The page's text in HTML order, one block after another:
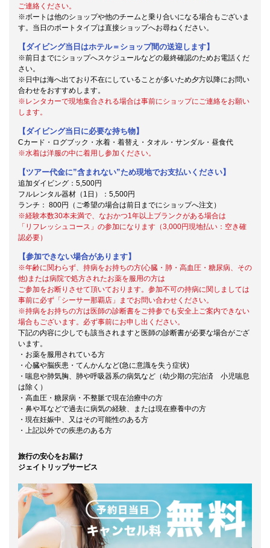
ご連絡ください。
※ボートは他のショップや他のチームと乗り合いになる場合もございま
す。当日のボートタイプは直接ショップへお尋ねください。
【ダイビング当日はホテル＝ショップ間の送迎します】
※前日までにショップへスケジュールなどの最終確認のためお電話くだ
さい。
※日中は海へ出ており不在にしていることが多いため夕方以降にお問い
合わせをおすすめします。
※レンタカーで現地集合される場合は事前にショップにご連絡をお願い
します。
【ダイビング当日に必要な持ち物】
Cカード・ログブック・水着・着替え・タオル・サンダル・昼食代
※水着は洋服の中に着用し参加ください。
【ツアー代金に”含まれない”ため現地でお支払いください】
追加ダイビング：5,500円
フルレンタル器材（1日）：5,500円
ランチ： 800円（ご希望の場合は前日までにショップへ注文）
※経験本数30本未満で、なおかつ1年以上ブランクがある場合は
「リフレッシュコース」の参加になります（3,000円現地払い：空き確
認必要）
【参加できない場合があります】
※年齢に関わらず、持病をお持ちの方(心臓・肺・高血圧・糖尿病、その
他)または病院で処方されたお薬を服用の方は
ご参加をお断りさせて頂いております。参加不可の持病に関しましては
事前に必ず「シーサー那覇店」までお問い合わせください。
※持病をお持ちの方は医師の診断書をご持参でも安全上ご案内できない
場合もございます。必ず事前にお申し出ください。
下記の内容に少しでも該当されますと医師の診断書が必要な場合がござ
います。
・お薬を服用されている方
・心臓や脳疾患・てんかんなど(急に意識を失う症状)
・喘息や肺気胸、肺や呼吸器系の病気など（幼少期の完治済 小児喘息
は除く）
・高血圧・糖尿病・不整脈で現在治療中の方
・鼻や耳などで過去に病気の経験、または現在療養中の方
・現在妊娠中、又はその可能性のある方
・上記以外での疾患のある方
旅行の安心をお届け
ジェイトリップサービス